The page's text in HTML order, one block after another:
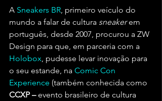
A Sneakers BR , primeiro veículo do
mundo a falar de cultura sneaker em
português, desde 2007, procurou a ZW
Design para que, em parceria com a
Holobox , pudesse levar inovação para
o seu estande, na Comic Con
Experience (também conhecida como
CCXP – evento brasileiro de cultura